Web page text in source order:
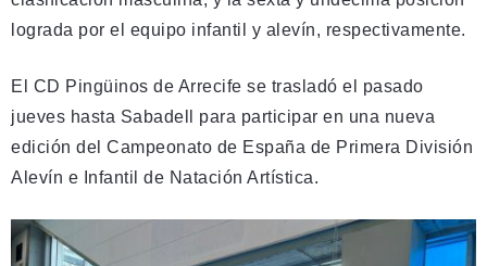
lograda por el equipo infantil y alevín, respectivamente.
El CD Pingüinos de Arrecife se trasladó el pasado
jueves hasta Sabadell para participar en una nueva
edición del Campeonato de España de Primera División
Alevín e Infantil de Natación Artística.